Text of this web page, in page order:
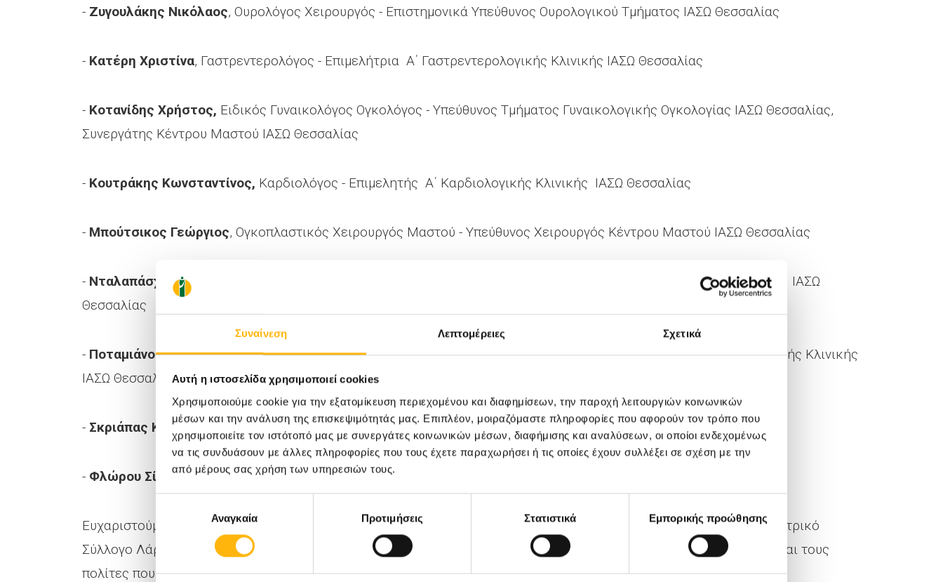
Συναίνεση Λεπτομέρειες Σχετικά
Αυτή η ιστοσελίδα χρησιμοποιεί cookies
Χρησιμοποιούμε cookie για την εξατομίκευση περιεχομένου και διαφημίσεων, την παροχή λειτουργιών κοινωνικών
μέσων και την ανάλυση της επισκεψιμότητάς μας. Επιπλέον, μοιραζόμαστε πληροφορίες που αφορούν τον τρόπο που
χρησιμοποιείτε τον ιστότοπό μας με συνεργάτες κοινωνικών μέσων, διαφήμισης και αναλύσεων, οι οποίοι ενδεχομένως
να τις συνδυάσουν με άλλες πληροφορίες που τους έχετε παραχωρήσει ή τις οποίες έχουν συλλέξει σε σχέση με την
από μέρους σας χρήση των υπηρεσιών τους.
συγκατάθεσηςΑναγκαία Προτιμήσεις Στατιστικά Εμπορικής προώθησης
- Ζυγουλάκης Νικόλαος, Ουρολόγος Χειρουργός - Επιστημονικά Υπεύθυνος Ουρολογικού Τμήματος ΙΑΣΩ Θεσσαλίας
- Κατέρη Χριστίνα, Γαστρεντερολόγος - Επιμελήτρια Α΄ Γαστρεντερολογικής Κλινικής ΙΑΣΩ Θεσσαλίας
- Κοτανίδης Χρήστος, Ειδικός Γυναικολόγος Ογκολόγος - Υπεύθυνος Τμήματος Γυναικολογικής Ογκολογίας ΙΑΣΩ Θεσσαλίας,
Συνεργάτης Κέντρου Μαστού ΙΑΣΩ Θεσσαλίας
- Κουτράκης Κωνσταντίνος, Καρδιολόγος - Επιμελητής Α΄ Καρδιολογικής Κλινικής ΙΑΣΩ Θεσσαλίας
- Μπούτσικος Γεώργιος, Ογκοπλαστικός Χειρουργός Μαστού - Υπεύθυνος Χειρουργός Κέντρου Μαστού ΙΑΣΩ Θεσσαλίας
- Νταλαπάσχα Μελίνα
, Καρδιολόγος - Διευθύντρια Α΄ Καρδιολογικής Κλινικής & Επιστ. Υπεύθυνη Καρδιολογικού Τμ. ΙΑΣΩ
Θεσσαλίας
- Ποταμιάνος Σπυρίδων, Γαστρεντερολόγος – Ομ. Καθ. Πανεπιστημίου Θεσσαλίας, Διευθυντής Α΄ Γαστρεντερολογικής Κλινικής
ΙΑΣΩ Θεσσαλίας
- Σκριάπας Κωνσταντίνος, Ουρολόγος Χειρουργός - Διευθυντής Ά Ουρολογικής Κλινικής ΙΑΣΩ Θεσσαλίας
- Φλώρου Σίσσυ, Γαστρεντερολόγος - Επιμελήτρια Α΄ Γαστρεντερολογικής Κλινικής ΙΑΣΩ Θεσσαλίας
Ευχαριστούμε το Φαρμακευτικό Σύλλογο Λάρισας, τον Πανελλήνιο Φαρμακευτικό Σύλλογο, τον Ιατρικό και Οδοντιατρικό
Σύλλογο Λάρισας, το Δήμο Λαρισαίων και την Περιφέρεια Θεσσαλίας για την πρωτοβουλία και το κάλεσμα, καθώς και τους
πολίτες που στήριξαν τη διοργάνωση.